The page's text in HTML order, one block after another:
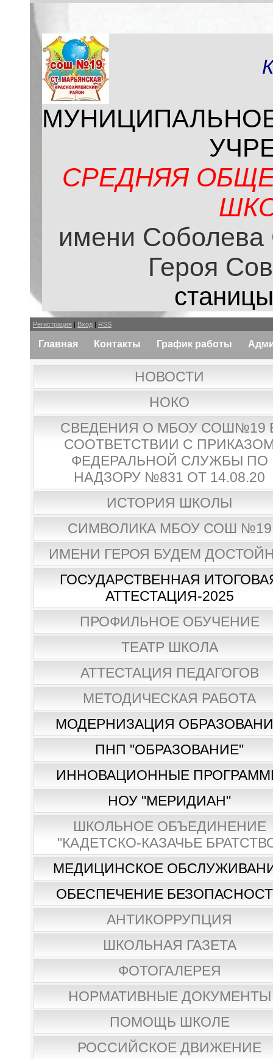
СРЕДНЯЯ
имени Соболева
Героя
Регистрация | Вход | RSS
Главная Контакты График работы
НОВОСТИ
НОКО
СВЕДЕНИЯ О МБОУ СОШ№19
СООТВЕТСТВИИ С
ФЕДЕРАЛЬНОЙ СЛУЖБЫ ПО
НАДЗОРУ №831 ОТ 14.08.20
ИСТОРИЯ ШКОЛЫ
СИМВОЛИКА МБОУ СОШ №19
ИМЕНИ ГЕРОЯ БУДЕМ
ГОСУДАРСТВЕННАЯ
АТТЕСТАЦИЯ-2025
ПРОФИЛЬНОЕ ОБУЧЕНИЕ
ТЕАТР ШКОЛА
АТТЕСТАЦИЯ ПЕДАГОГОВ
МЕТОДИЧЕСКАЯ РАБОТА
МОДЕРНИЗАЦИЯ
ПНП "ОБРАЗОВАНИЕ"
ИННОВАЦИОННЫЕ
НОУ "МЕРИДИАН"
ШКОЛЬНОЕ ОБЪЕДИНЕНИЕ
"КАДЕТСКО-КАЗАЧЬЕ
МЕДИЦИНСКОЕ
ОБЕСПЕЧЕНИЕ
АНТИКОРРУПЦИЯ
ШКОЛЬНАЯ ГАЗЕТА
ФОТОГАЛЕРЕЯ
НОРМАТИВНЫЕ ДОКУМЕНТЫ
ПОМОЩЬ ШКОЛЕ
РОССИЙСКОЕ ДВИЖЕНИЕ